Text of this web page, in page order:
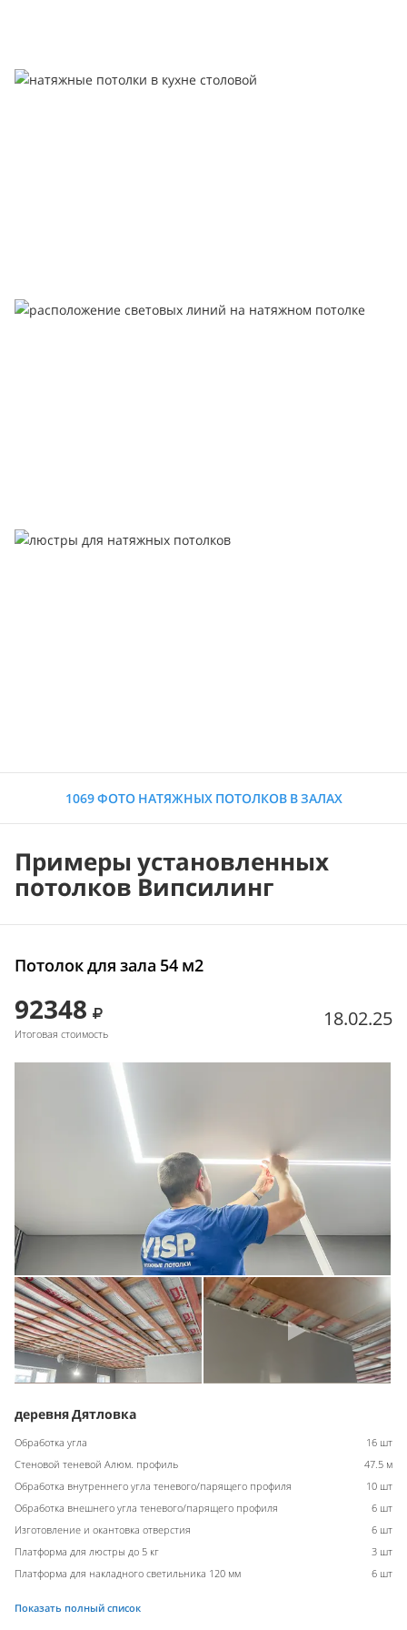
1069 ФОТО НАТЯЖНЫХ ПОТОЛКОВ В ЗАЛАХ
Примеры установленных
потолков Випсилинг
Потолок для зала 54 м2
92348
Итоговая стоимость
18.02.25
деревня Дятловка
Обработка угла
16 шт
Стеновой теневой Алюм. профиль
47.5 м
Обработка внутреннего угла теневого/парящего профиля
10 шт
Обработка внешнего угла теневого/парящего профиля
6 шт
Изготовление и окантовка отверстия
6 шт
Платформа для люстры до 5 кг
3 шт
Платформа для накладного светильника 120 мм
6 шт
Показать полный список